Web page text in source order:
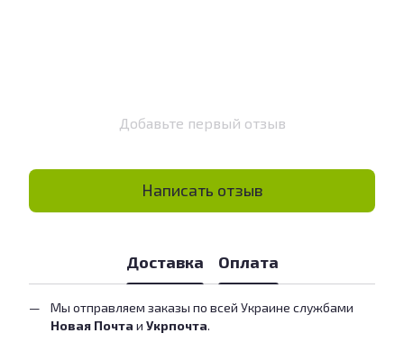
Добавьте первый отзыв
Написать отзыв
Доставка Оплата
Мы отправляем заказы по всей Украине службами
Новая Почта и Укрпочта.